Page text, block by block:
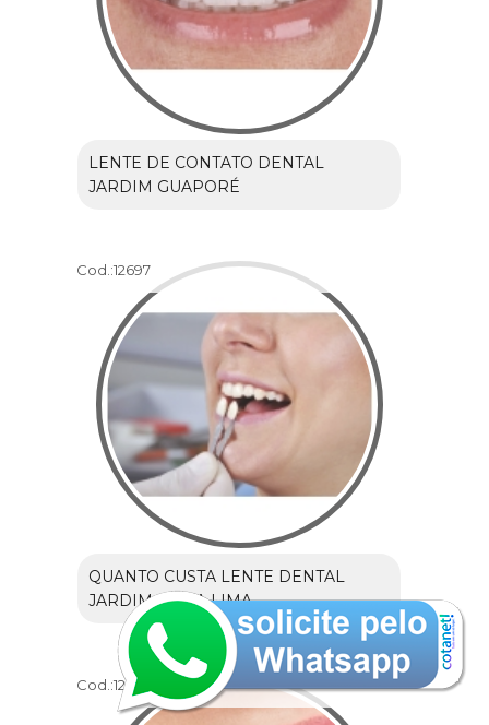
LENTE DE CONTATO DENTAL
JARDIM GUAPORÉ
Cod.:12697
QUANTO CUSTA LENTE DENTAL
JARDIM FARIA LIMA
Cod.:12698